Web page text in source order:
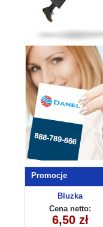
Promocje
Bluzka
dziewczęca
(1-4) 4szt
Cena netto:
6,50 zł
Bluzka
dziecięca
180626-19(6-16)
Cena netto:
15,00 zł